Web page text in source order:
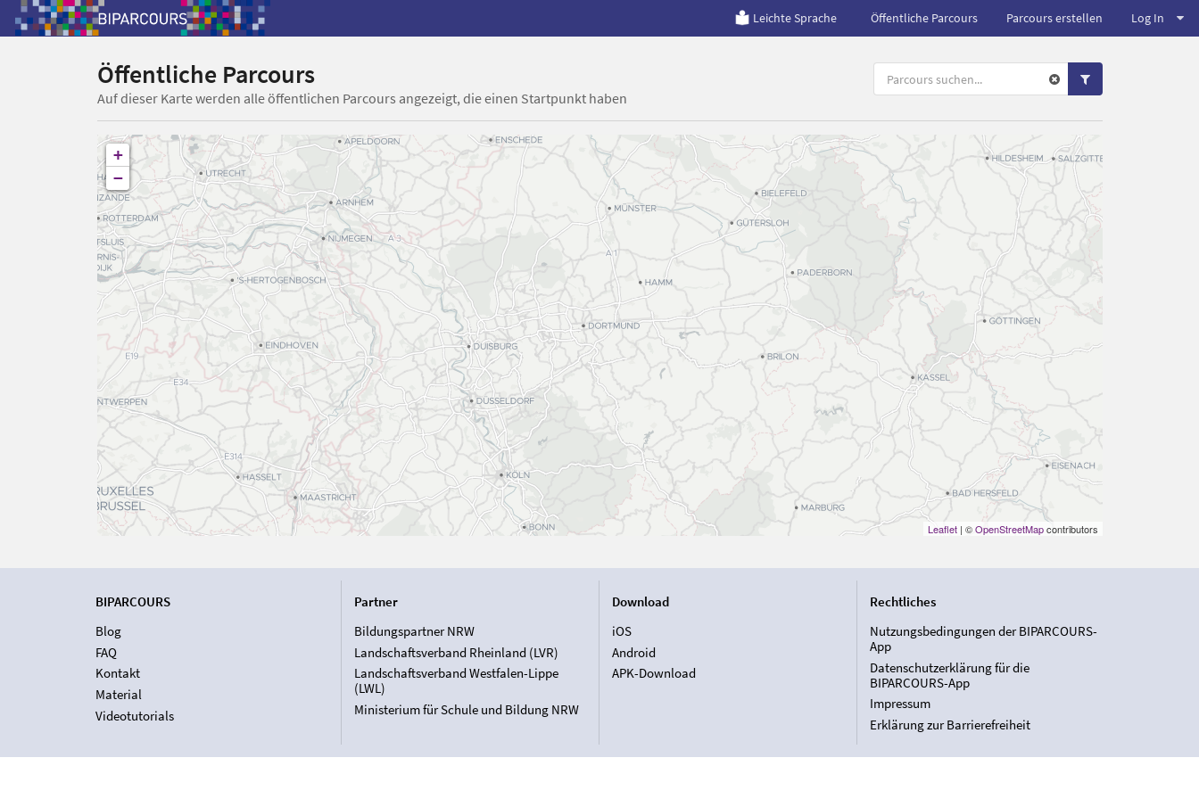
Leichte Sprache Öffentliche Parcours Parcours erstellen Log In
Öffentliche Parcours
Auf dieser Karte werden alle öffentlichen Parcours angezeigt, die einen Startpunkt haben
+
−
Leaflet| ©OpenStreetMapcontributors
BIPARCOURS
Blog
FAQ
Kontakt
Material
Videotutorials
Partner
Bildungspartner NRW
Landschaftsverband Rheinland (LVR)
Landschaftsverband Westfalen-Lippe
(LWL)
Ministerium für Schule und Bildung NRW
Download
iOS
Android
APK-Download
Rechtliches
Nutzungsbedingungen der BIPARCOURS-
App
Datenschutzerklärung für die
BIPARCOURS-App
Impressum
Erklärung zur Barrierefreiheit